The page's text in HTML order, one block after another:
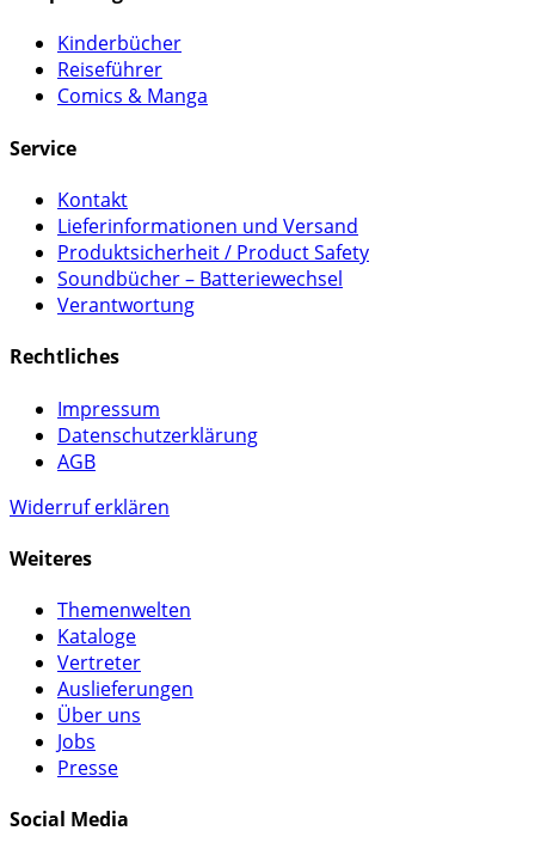
Kinderbücher
Reiseführer
Comics & Manga
Service
Kontakt
Lieferinformationen und Versand
Produktsicherheit / Product Safety
Soundbücher – Batteriewechsel
Verantwortung
Rechtliches
Impressum
Datenschutzerklärung
AGB
Widerruf erklären
Weiteres
Themenwelten
Kataloge
Vertreter
Auslieferungen
Über uns
Jobs
Presse
Social Media